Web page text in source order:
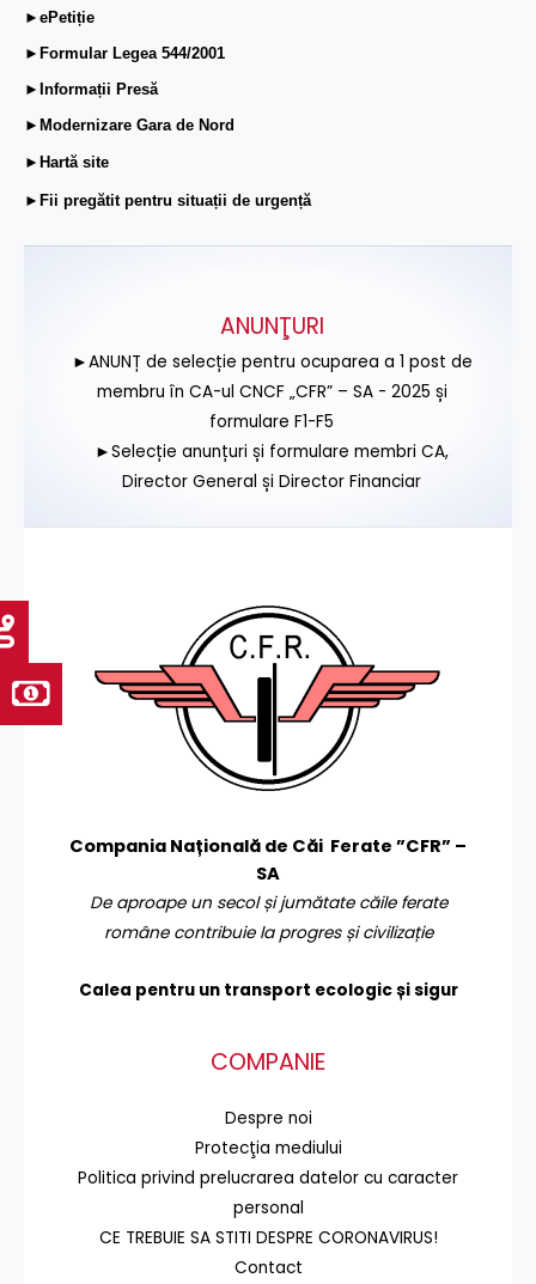
►ePetiție
►Formular Legea 544/2001
►Informații Presă
►Modernizare Gara de Nord
►Hartă site
►Fii pregătit pentru situații de urgență
ANUNŢURI
►ANUNȚ de selecție pentru ocuparea a 1 post de
membru în CA-ul CNCF „CFR” – SA - 2025 și
formulare F1-F5
►Selecție anunțuri și formulare membri CA,
Director General și Director Financiar
Compania Națională de Căi Ferate ”CFR” –
SA
De aproape un secol și jumătate căile ferate
române contribuie la progres și civilizație
Calea pentru un transport ecologic și sigur
COMPANIE
Despre noi
Protecţia mediului
Politica privind prelucrarea datelor cu caracter
personal
CE TREBUIE SA STITI DESPRE CORONAVIRUS!
Contact